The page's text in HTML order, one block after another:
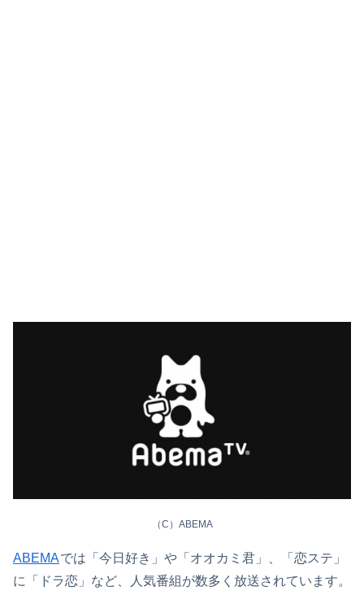
（C）ABEMA
ABEMAでは「今日好き」や「オオカミ君」、「恋ステ」
に「ドラ恋」など、人気番組が数多く放送されています。